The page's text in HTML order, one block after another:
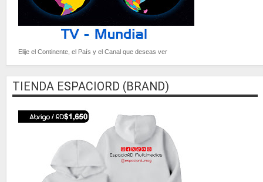
Elije el Continente, el País y el Canal que deseas ver
TIENDA ESPACIORD (BRAND)